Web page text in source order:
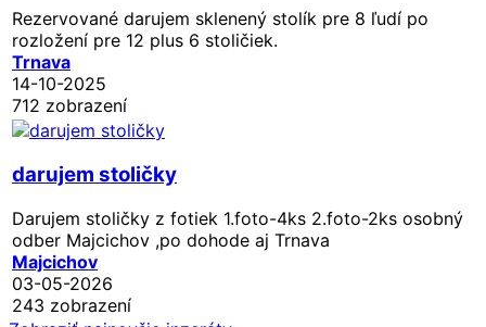
Rezervované darujem sklenený stolík pre 8 ľudí po
rozložení pre 12 plus 6 stoličiek.
Trnava
14-10-2025
712 zobrazení
darujem stoličky
Darujem stoličky z fotiek 1.foto-4ks 2.foto-2ks osobný
odber Majcichov ,po dohode aj Trnava
Majcichov
03-05-2026
243 zobrazení